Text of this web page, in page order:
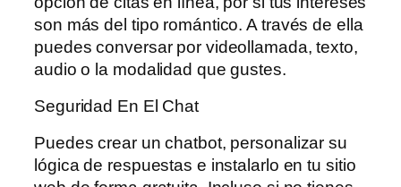
son más del tipo romántico. A través de ella
puedes conversar por videollamada, texto,
audio o la modalidad que gustes.
Seguridad En El Chat
Puedes crear un chatbot, personalizar su
lógica de respuestas e instalarlo en tu sitio